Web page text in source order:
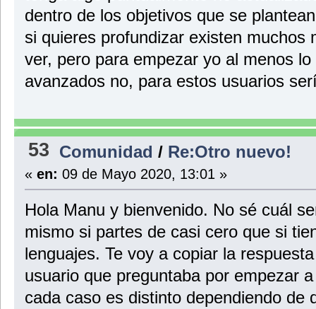
dentro de los objetivos que se
si quieres profundizar existen muchos
ver, pero para empezar yo al menos
avanzados no, para estos usuarios
53 Comunidad / Re:Otro nuevo!
« en: 09 de Mayo 2020, 13:01 »
Hola Manu y bienvenido. No sé cuál
mismo si partes de casi cero que si
lenguajes. Te voy a copiar la
usuario que preguntaba por empezar
cada caso es distinto dependiendo de